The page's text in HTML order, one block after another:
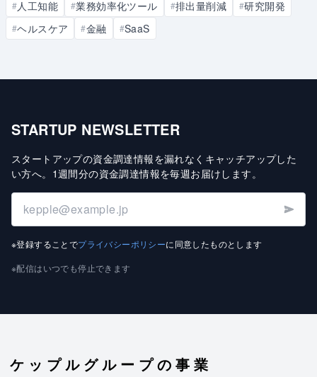
#人工知能 #業務効率化ツール #排出量削減 #研究開発
#ヘルスケア #金融 #SaaS
STARTUP NEWSLETTER
スタートアップの資金調達情報を漏れなくキャッチアップした
い方へ。 1週間分の資金調達情報を毎週お届けします。
※登録することでプライバシーポリシーに同意したものとします
※配信はいつでも停止できます
ケップルグループの事業